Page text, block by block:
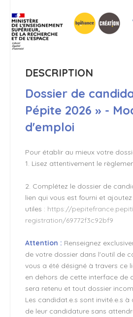
DESCRIPTION
Dossier de
Pépite 2026 » -
d'emploi
Pour établir au mieux votre
1. Lisez attentivement le
2. Complétez le dossier de
lien qui vous est fourni et
utiles : https://
registration/69772f3c92bf9
Attention : Renseignez
de votre dossier dans l'outil de
vous a été désigné à travers ce
en dehors de cette interface de
sera retenu et tout dossier
Les candidat.e.s sont invité.e.s
de leur candidature sans